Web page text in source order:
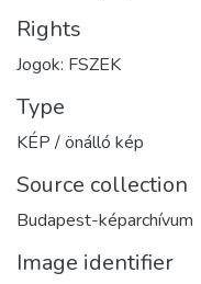
Rights
Jogok: FSZEK
Type
KÉP / önálló kép
Source collection
Budapest-képarchívum
Image identifier